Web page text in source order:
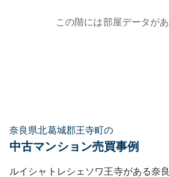
この階には部屋データが
奈良県北葛城郡王寺町の
中古マンション売買事例
ルイシャトレシェソワ王寺がある奈